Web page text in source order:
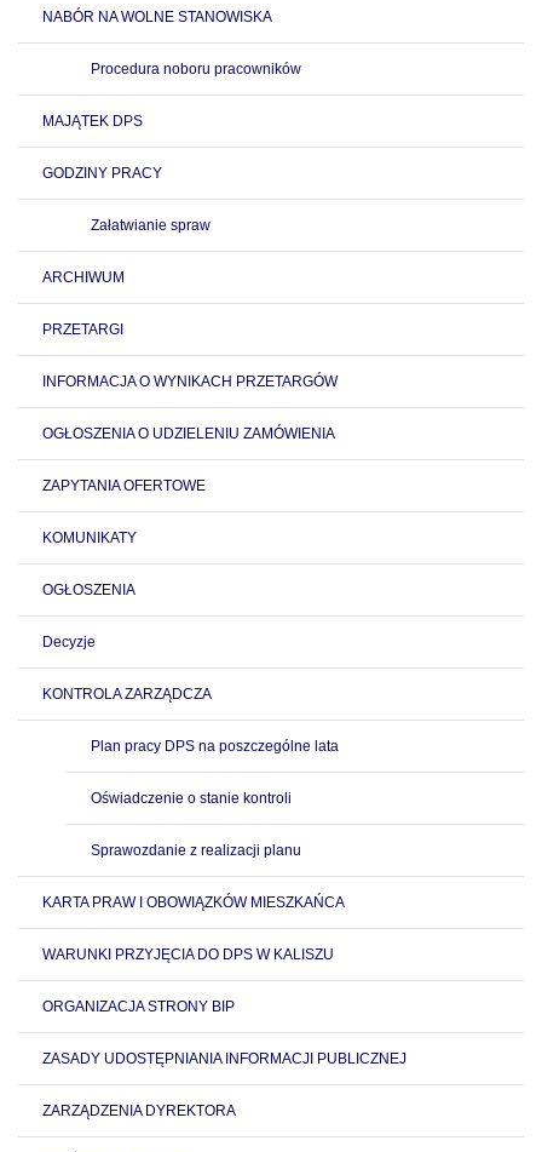
NABÓR NA WOLNE STANOWISKA
Procedura noboru pracowników
MAJĄTEK DPS
GODZINY PRACY
Załatwianie spraw
ARCHIWUM
PRZETARGI
INFORMACJA O WYNIKACH PRZETARGÓW
OGŁOSZENIA O UDZIELENIU ZAMÓWIENIA
ZAPYTANIA OFERTOWE
KOMUNIKATY
OGŁOSZENIA
Decyzje
KONTROLA ZARZĄDCZA
Plan pracy DPS na poszczególne lata
Oświadczenie o stanie kontroli
Sprawozdanie z realizacji planu
KARTA PRAW I OBOWIĄZKÓW MIESZKAŃCA
WARUNKI PRZYJĘCIA DO DPS W KALISZU
ORGANIZACJA STRONY BIP
ZASADY UDOSTĘPNIANIA INFORMACJI PUBLICZNEJ
ZARZĄDZENIA DYREKTORA